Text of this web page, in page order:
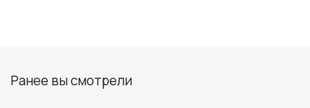
Ранее вы смотрели